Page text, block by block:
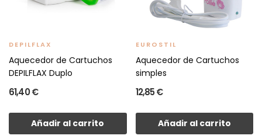
DEPILFLAX
Aquecedor de Cartuchos
DEPILFLAX Duplo
61,40 €
Añadir al carrito
EUROSTIL
Aquecedor de Cartuchos
simples
12,85 €
Añadir al carrito